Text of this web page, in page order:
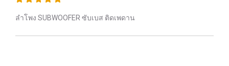
ลำโพง SUBWOOFER ซับเบส ติดเพดาน